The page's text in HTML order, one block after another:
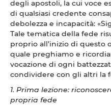
degli apostoli, la cui voce
di qualsiasi credente
debolezza e incapacità:
Tale tematica della fede
proprio all’inizio di
quale preghiamo e
vocazione di ogni
condividere con gli altri la
1. Prima lezione:
propria fede